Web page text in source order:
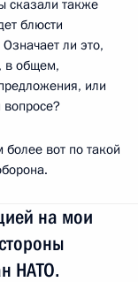
сказали также
блюсти
ли это,
в общем,
или
вопросе?
более вот по такой
на мои
НАТО.